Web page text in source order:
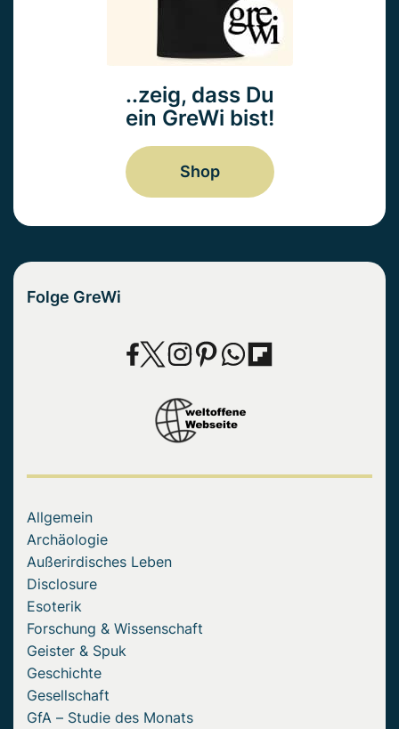
..zeig, dass Du
ein GreWi bist!
Shop
Folge GreWi
Allgemein
Archäologie
Außerirdisches Leben
Disclosure
Esoterik
Forschung & Wissenschaft
Geister & Spuk
Geschichte
Gesellschaft
GfA – Studie des Monats